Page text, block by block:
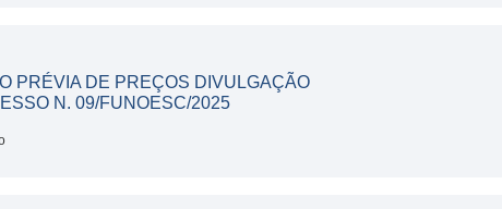
PRÉVIA DE PREÇOS DIVULGAÇÃO
N. 09/FUNOESC/2025